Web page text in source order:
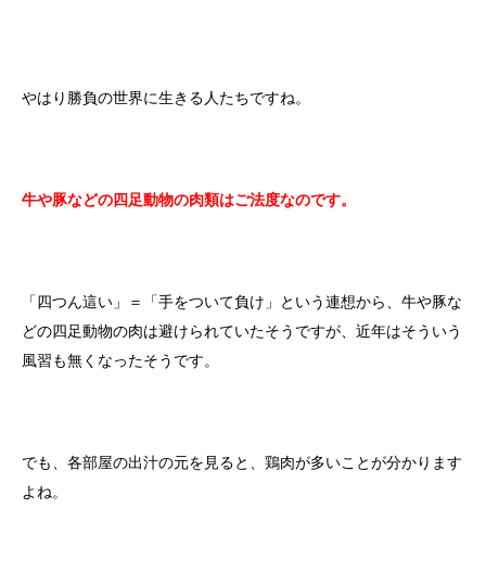
やはり勝負の世界に生きる人たちですね。
牛や豚などの四足動物の肉類はご法度なのです。
「四つん這い」＝「手をついて負け」という連想から、牛や豚な
どの四足動物の肉は避けられていたそうですが、近年はそういう
風習も無くなったそうです。
でも、各部屋の出汁の元を見ると、鶏肉が多いことが分かります
よね。